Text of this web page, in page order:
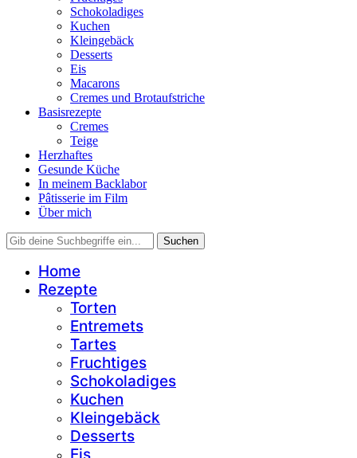
Schokoladiges
Kuchen
Kleingebäck
Desserts
Eis
Macarons
Cremes und Brotaufstriche
Basisrezepte
Cremes
Teige
Herzhaftes
Gesunde Küche
In meinem Backlabor
Pâtisserie im Film
Über mich
Home
Rezepte
Torten
Entremets
Tartes
Fruchtiges
Schokoladiges
Kuchen
Kleingebäck
Desserts